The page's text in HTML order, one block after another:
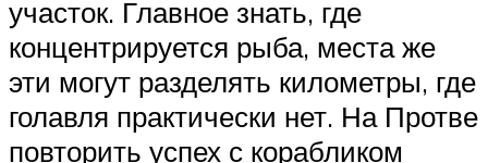
участок. Главное знать, где
концентрируется рыба, места же
эти могут разделять километры, где
голавля практически нет. На Протве
повторить успех с корабликом